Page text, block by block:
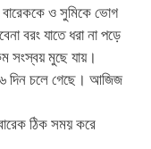
ও সুমিকে ভোগ
বরং যাতে ধরা না পড়ে
সংস্বয় মুছে যায়।
দিন চলে গেছে। আজিজ
ঠিক সময় করে